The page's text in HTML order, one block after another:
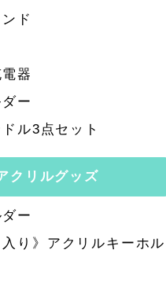
ド
器
ー
ル3点セット
クリルグッズ
ー
入り》アクリルキーホル